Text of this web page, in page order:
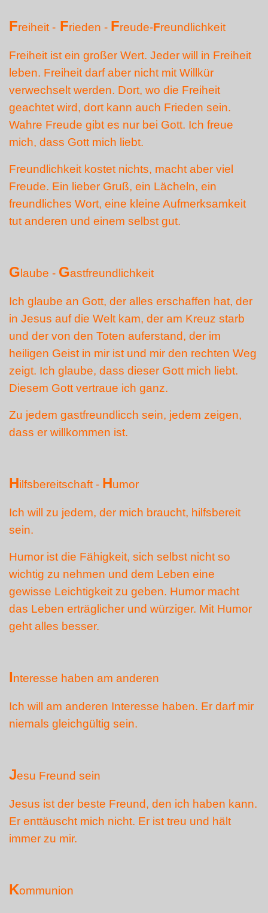
Freiheit - Frieden - Freude-Freundlichkeit
Freiheit ist ein großer Wert. Jeder will in Freiheit
leben. Freiheit darf aber nicht mit Willkür
verwechselt werden. Dort, wo die Freiheit
geachtet wird, dort kann auch Frieden sein.
Wahre Freude gibt es nur bei Gott. Ich freue
mich, dass Gott mich liebt.
Freundlichkeit kostet nichts, macht aber viel
Freude. Ein lieber Gruß, ein Lächeln, ein
freundliches Wort, eine kleine Aufmerksamkeit
tut anderen und einem selbst gut.
G laube - Gastfreundlichkeit
Ich glaube an Gott, der alles erschaffen hat, der
in Jesus auf die Welt kam, der am Kreuz starb
und der von den Toten auferstand, der im
heiligen Geist in mir ist und mir den rechten Weg
zeigt. Ich glaube, dass dieser Gott mich liebt.
Diesem Gott vertraue ich ganz.
Zu jedem gastfreundlicch sein, jedem zeigen,
dass er willkommen ist.
Hilfsbereitschaft - Humor
Ich will zu jedem, der mich braucht, hilfsbereit
sein.
Humor ist die Fähigkeit, sich selbst nicht so
wichtig zu nehmen und dem Leben eine
gewisse Leichtigkeit zu geben. Humor macht
das Leben erträglicher und würziger. Mit Humor
geht alles besser.
Interesse haben am anderen
Ich will am anderen Interesse haben. Er darf mir
niemals gleichgültig sein.
Jesu Freund sein
Jesus ist der beste Freund, den ich haben kann.
Er enttäuscht mich nicht. Er ist treu und hält
immer zu mir.
Kommunion